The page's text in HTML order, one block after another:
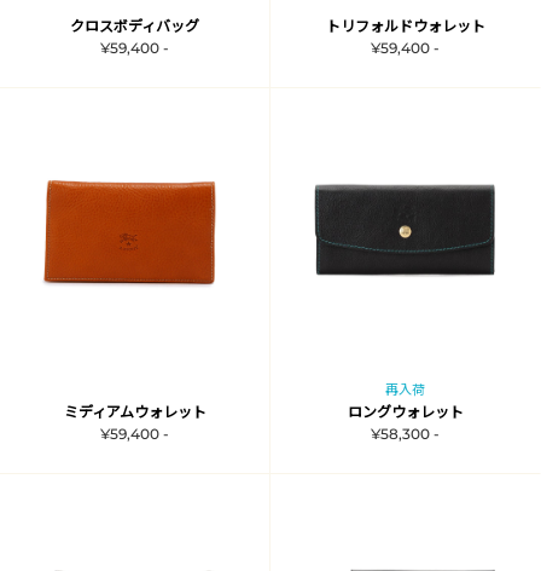
クロスボディバッグ
¥59,400 -
トリフォルドウォレット
¥59,400 -
ミディアムウォレット
¥59,400 -
再入荷
ロングウォレット
¥58,300 -